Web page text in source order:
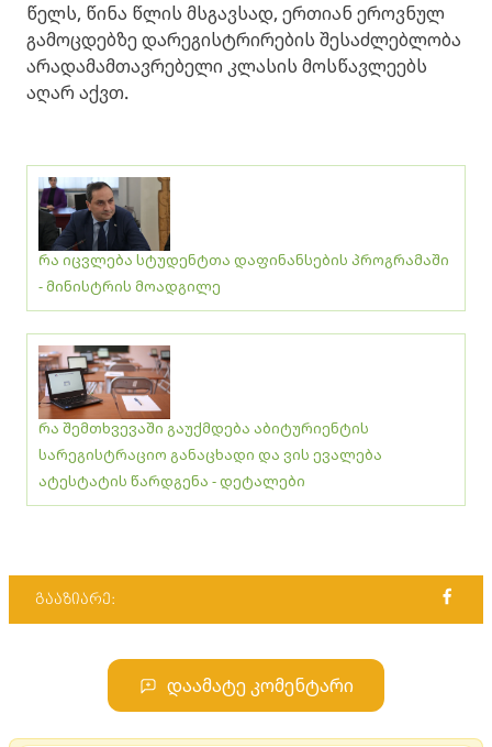
წელს, წინა წლის მსგავსად, ერთიან ეროვნულ
გამოცდებზე დარეგისტრირების შესაძლებლობა
არადამამთავრებელი კლასის მოსწავლეებს
აღარ აქვთ.
რა იცვლება სტუდენტთა დაფინანსების პროგრამაში
- მინისტრის მოადგილე
​რა შემთხვევაში გაუქმდება აბიტურიენტის
სარეგისტრაციო განაცხადი და ვის ევალება
ატესტატის წარდგენა - დეტალები
გააზიარე:
დაამატე კომენტარი